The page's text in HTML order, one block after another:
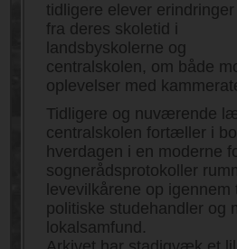
tidligere elever erindringer
fra deres skoletid i
landsbyskolerne og
centralskolen, om både
oplevelser med
Tidligere og nuværende
centralskolen fortæller i
hverdagen i en moderne
sognerådsprotokoller
levevilkårene op
politiske studehandler og
lokalsamfund.